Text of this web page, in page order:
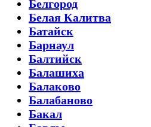
Белгород
Белая Калитва
Батайск
Барнаул
Балтийск
Балашиха
Балаково
Балабаново
Бакал